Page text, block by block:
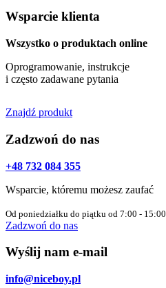
Wsparcie klienta
Wszystko o produktach online
Oprogramowanie, instrukcje
i często zadawane pytania
Znajdź produkt
Zadzwoń do nas
+48 732 084 355
Wsparcie, któremu możesz zaufać
Od poniedziałku do piątku od 7:00 - 15:00
Zadzwoń do nas
Wyślij nam e-mail
info@niceboy.pl